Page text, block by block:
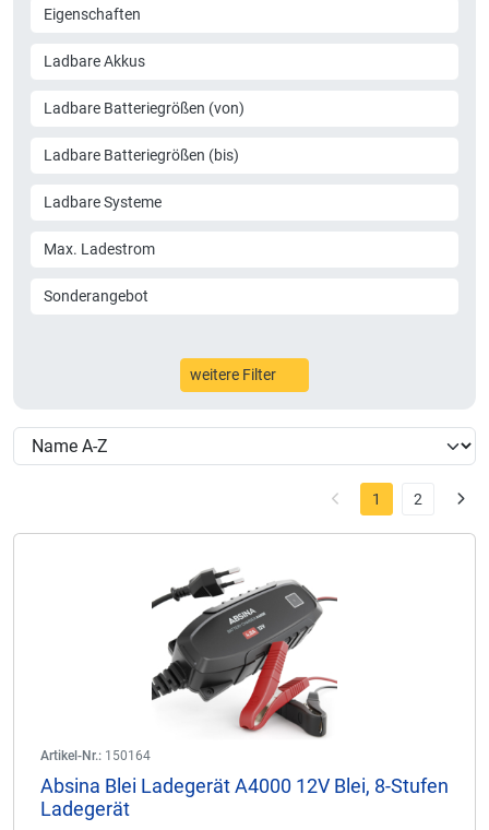
Eigenschaften
Ladbare Akkus
Ladbare Batteriegrößen (von)
Ladbare Batteriegrößen (bis)
Ladbare Systeme
Max. Ladestrom
Sonderangebot
weitere Filter
1 2
Artikel-Nr.: 150164
Absina Blei Ladegerät A4000 12V Blei, 8-Stufen
Ladegerät